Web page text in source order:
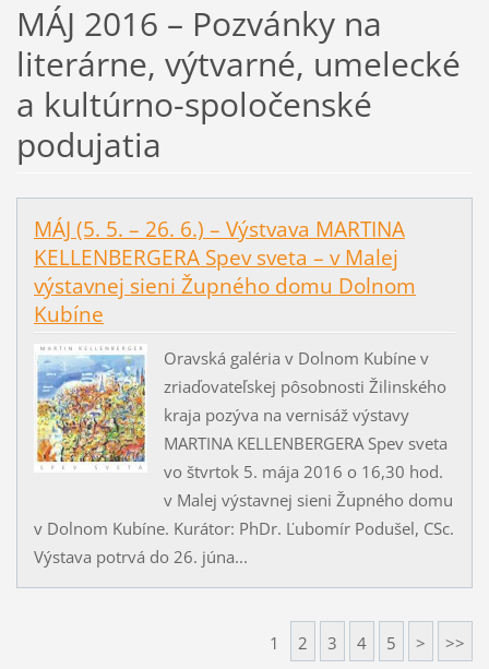
MÁJ 2016 – Pozvánky na
literárne, výtvarné, umelecké
a kultúrno-spoločenské
podujatia
MÁJ (5. 5. – 26. 6.) – Výstvava MARTINA
KELLENBERGERA Spev sveta – v Malej
výstavnej sieni Župného domu Dolnom
Kubíne
Oravská galéria v Dolnom Kubíne v
zriaďovateľskej pôsobnosti Žilinského
kraja pozýva na vernisáž výstavy
MARTINA KELLENBERGERA Spev sveta
vo štvrtok 5. mája 2016 o 16,30 hod.
v Malej výstavnej sieni Župného domu
v Dolnom Kubíne. Kurátor: PhDr. Ľubomír Podušel, CSc.
Výstava potrvá do 26. júna...
1 2 3 4 5 > >>